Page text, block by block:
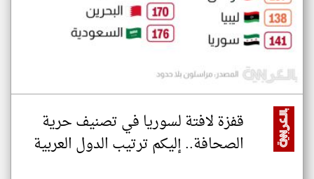
قفزة لافتة لسوريا في تصنيف حرية
الصحافة.. إليكم ترتيب الدول العربية